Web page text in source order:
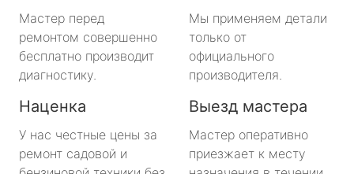
Мастер перед
ремонтом совершенно
бесплатно производит
диагностику.
Мы применяем детали
только от
официального
производителя.
Наценка
У нас честные цены за
ремонт садовой и
Выезд мастера
Мастер оперативно
приезжает к месту